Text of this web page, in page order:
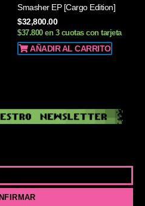
Smasher EP [Cargo Edition]
$32,800.00
$37.800 en 3 cuotas con tarjeta
AÑADIR AL CARRITO